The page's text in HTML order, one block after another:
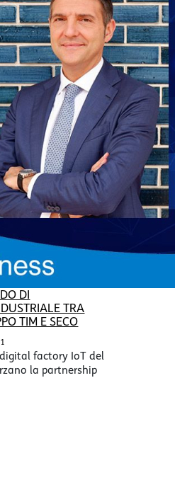
DI
TRA
TIM E SECO
factory IoT del
la partnership